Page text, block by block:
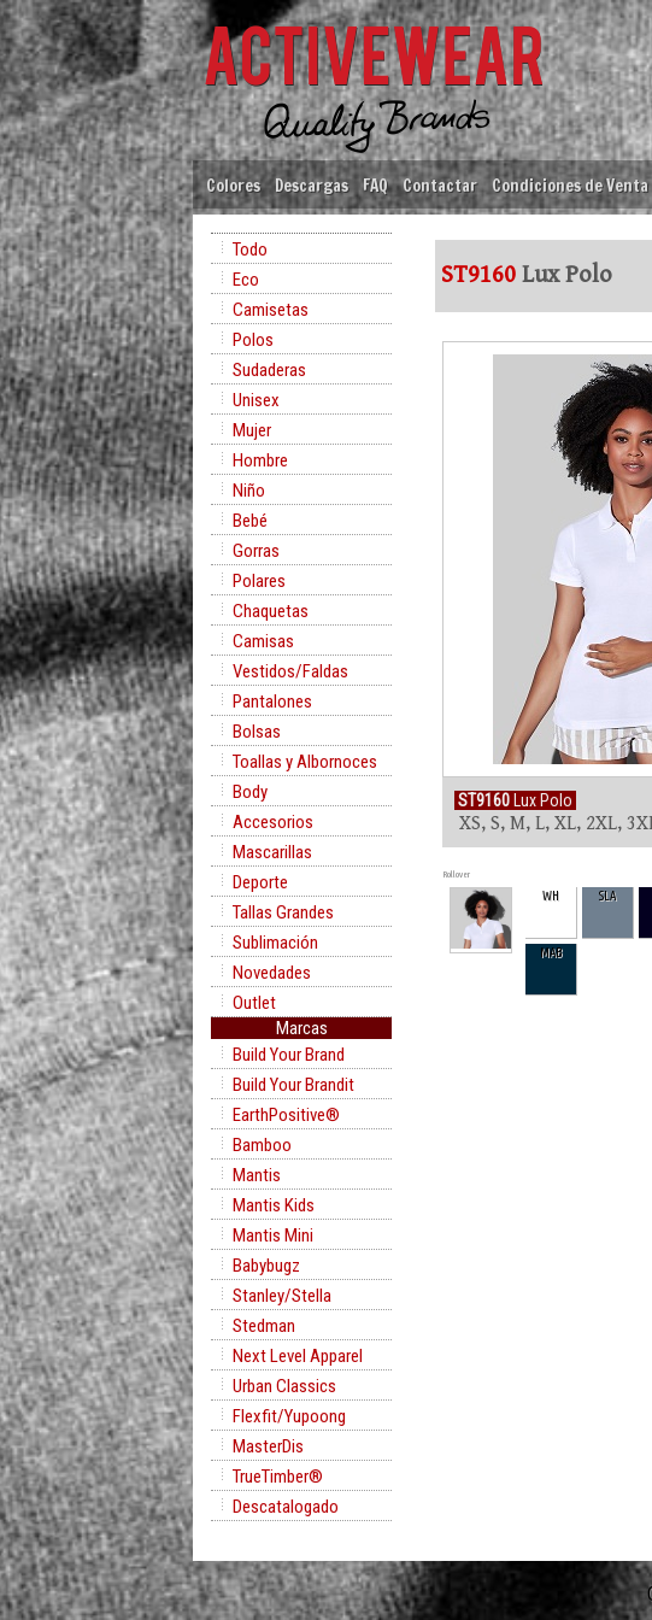
Colores Descargas FAQ Contactar Condiciones de Venta
Todo
Eco
Camisetas
Polos
Sudaderas
Unisex
Mujer
Hombre
Niño
Bebé
Gorras
Polares
Chaquetas
Camisas
Vestidos/Faldas
Pantalones
Bolsas
Toallas y Albornoces
Body
Accesorios
Mascarillas
Deporte
Tallas Grandes
Sublimación
Novedades
Outlet
Marcas
Build Your Brand
Build Your Brandit
EarthPositive®
Bamboo
Mantis
Mantis Kids
Mantis Mini
Babybugz
Stanley/Stella
Stedman
Next Level Apparel
Urban Classics
Flexfit/Yupoong
MasterDis
TrueTimber®
Descatalogado
ST9160 Lux Polo
ST9160 Lux Polo
XS, S, M, L, XL, 2XL,
Rollover
WH SLA
MAB